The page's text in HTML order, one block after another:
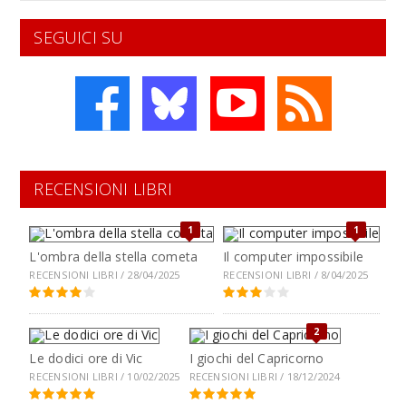
SEGUICI SU
RECENSIONI LIBRI
1
L'ombra della stella cometa
RECENSIONI LIBRI / 28/04/2025
1
Il computer impossibile
RECENSIONI LIBRI / 8/04/2025
Le dodici ore di Vic
RECENSIONI LIBRI / 10/02/2025
2
I giochi del Capricorno
RECENSIONI LIBRI / 18/12/2024